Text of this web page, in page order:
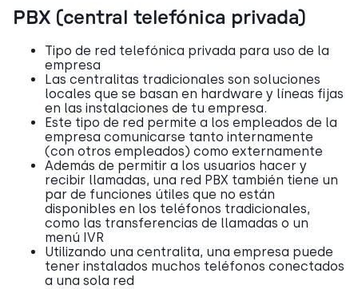
PBX (central telefónica privada)
Tipo de red telefónica privada para uso de la
empresa
Las centralitas tradicionales son soluciones
locales que se basan en hardware y líneas fijas
en las instalaciones de tu empresa.
Este tipo de red permite a los empleados de la
empresa comunicarse tanto internamente
(con otros empleados) como externamente
Además de permitir a los usuarios hacer y
recibir llamadas, una red PBX también tiene un
par de funciones útiles que no están
disponibles en los teléfonos tradicionales,
como las transferencias de llamadas o un
menú IVR
Utilizando una centralita, una empresa puede
tener instalados muchos teléfonos conectados
a una sola red